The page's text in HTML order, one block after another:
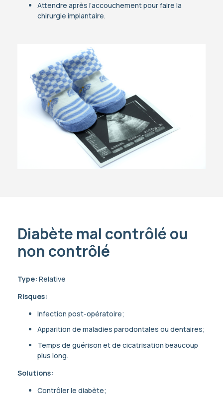
Attendre après l’accouchement pour faire la
chirurgie implantaire.
Diabète mal contrôlé ou
non contrôlé
Type: Relative
Risques:
Infection post-opératoire;
Apparition de maladies parodontales ou dentaires;
Temps de guérison et de cicatrisation beaucoup
plus long.
Solutions:
Contrôler le diabète;